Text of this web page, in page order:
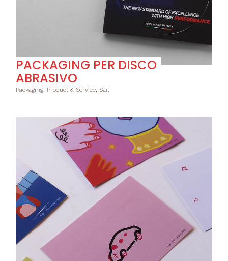
PACKAGING PER DISCO
ABRASIVO
Packaging, Product & Service, Sait